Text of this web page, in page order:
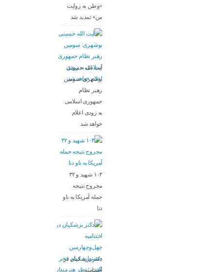
«وطن به روایت
من» تمدید شد
آیت الله حسینی
بوشهری: سومین
رهبر نظام
جمهوری اسلامی
به زودی اعلام
خواهد شد
۱۰۴ شهید و ۳۲
مجروح نتیجه
حمله آمریکا به ناو
دنا
دکتر پزشکیان در
اختتامیه